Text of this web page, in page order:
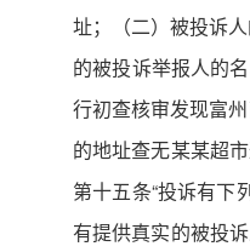
址；（二）被投诉
的被投诉举报人的
行初查核审发现富
的地址查无某某超
第十五条“投诉有下
有提供真实的被投